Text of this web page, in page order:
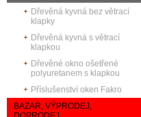
Dřevěná kyvná bez větrací
klapky
Dřevěná kyvná s větrací
klapkou
Dřevěné okno ošetřené
polyuretanem s klapkou
Příslušenství oken Fakro
BAZAR, VÝPRODEJ,